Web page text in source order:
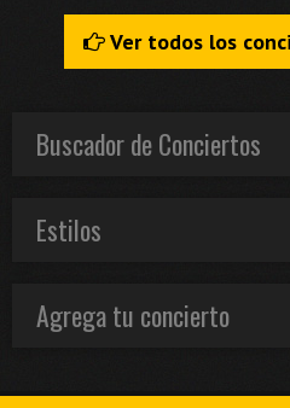
Ver todos los
Buscador de Conciertos
Estilos
Agrega tu concierto